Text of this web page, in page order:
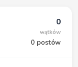
0
wątków
0 postów